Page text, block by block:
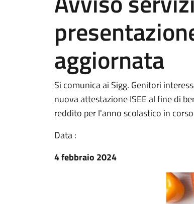
aggiornata
Si comunica ai Sigg. Genitori
nuova attestazione ISEE al fine di
reddito per l'anno scolastico in
Data :
4 febbraio 2024